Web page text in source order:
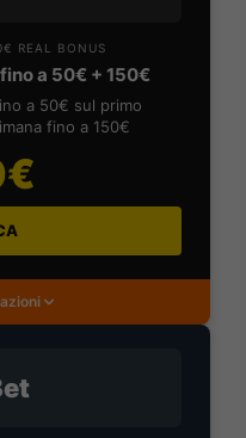
REAL BONUS
a 50€ + 150€
a 50€ sul primo
fino a 150€